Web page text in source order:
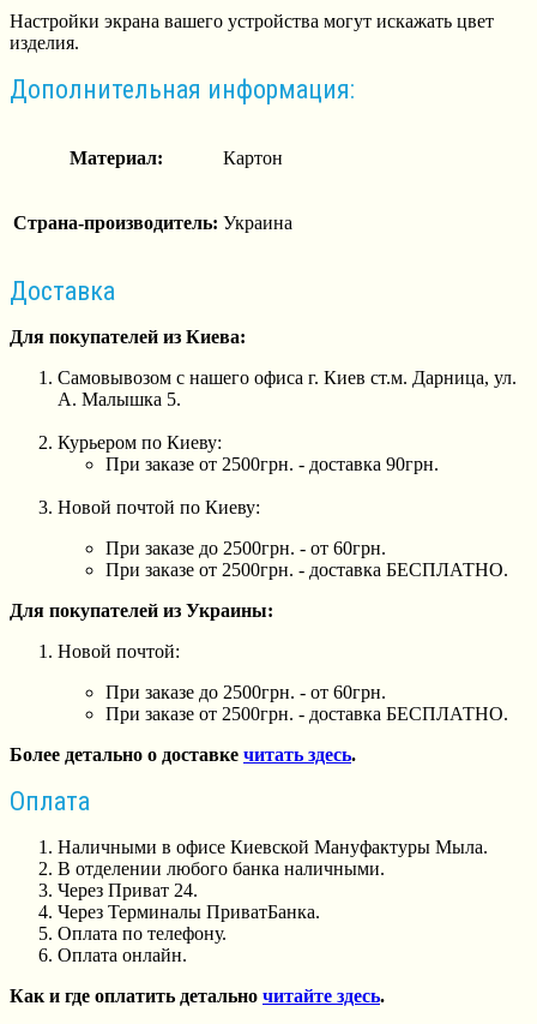
Настройки экрана вашего устройства могут искажать цвет
изделия.
Дополнительная информация:
Материал: Картон
Страна-производитель: Украина
Доставка
Для покупателей из Киева:
Самовывозом с нашего офиса г. Киев ст.м. Дарница, ул.
А. Малышка 5.
Курьером по Киеву:
При заказе от 2500грн. - доставка 90грн.
Новой почтой по Киеву:
При заказе до 2500грн. - от 60грн.
При заказе от 2500грн. - доставка БЕСПЛАТНО.
Для покупателей из Украины:
Новой почтой:
При заказе до 2500грн. - от 60грн.
При заказе от 2500грн. - доставка БЕСПЛАТНО.
Более детально о доставке читать здесь.
Оплата
Наличными в офисе Киевской Мануфактуры Мыла.
В отделении любого банка наличными.
Через Приват 24.
Через Терминалы ПриватБанка.
Оплата по телефону.
Оплата онлайн.
Как и где оплатить детально читайте здесь.